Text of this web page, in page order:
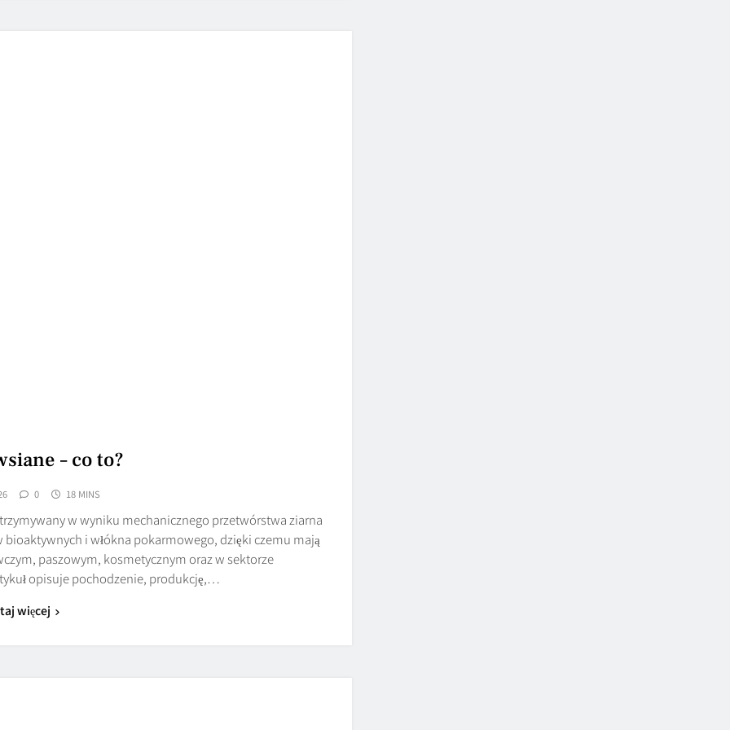
– co to?
0 18 MINS
w wyniku mechanicznego przetwórstwa ziarna
i włókna pokarmowego, dzięki czemu mają
paszowym, kosmetycznym oraz w sektorze
opisuje pochodzenie, produkcję,…
więcej